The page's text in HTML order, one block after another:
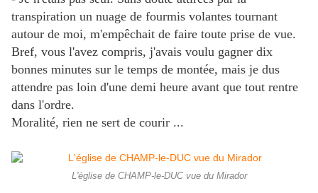
transpiration un nuage de fourmis volantes tournant
autour de moi, m'empêchait de faire toute prise de vue.
Bref, vous l'avez compris, j'avais voulu gagner dix
bonnes minutes sur le temps de montée, mais je dus
attendre pas loin d'une demi heure avant que tout rentre
dans l'ordre.
Moralité, rien ne sert de courir ...
L'église de CHAMP-le-DUC vue du Mirador